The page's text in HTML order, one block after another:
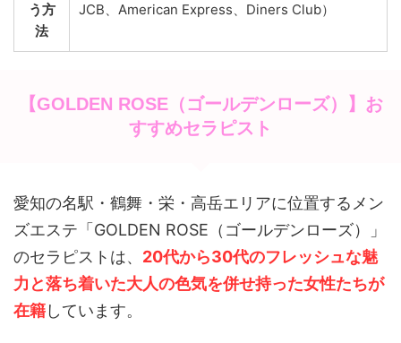
う方
法
JCB、American Express、Diners Club）
【GOLDEN ROSE（ゴールデンローズ）】お
すすめセラピスト
愛知の名駅・鶴舞・栄・高岳エリアに位置するメン
ズエステ「GOLDEN ROSE（ゴールデンローズ）」
のセラピストは、 20代から30代のフレッシュな魅
力と落ち着いた大人の色気を併せ持った女性たちが
在籍しています。